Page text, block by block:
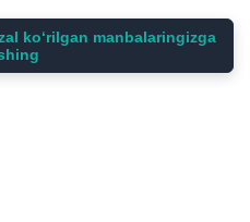
ko‘rilgan manbalaringizga